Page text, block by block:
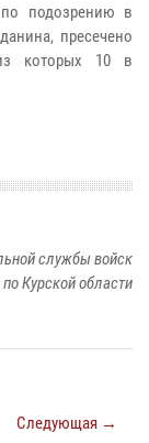
подозрению в
пресечено
которых 10 в
службы войск
Курской области
Следующая →